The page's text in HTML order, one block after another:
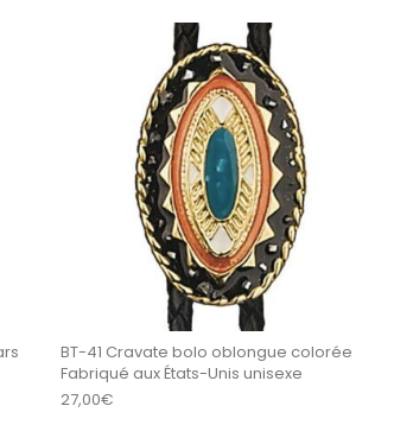
options peuvent être choisies sur
à 209,00€
a plusieurs variations. Les
BT-41 Cravate bolo oblongue colorée
Fabriqué aux États-Unis unisexe
27,00€